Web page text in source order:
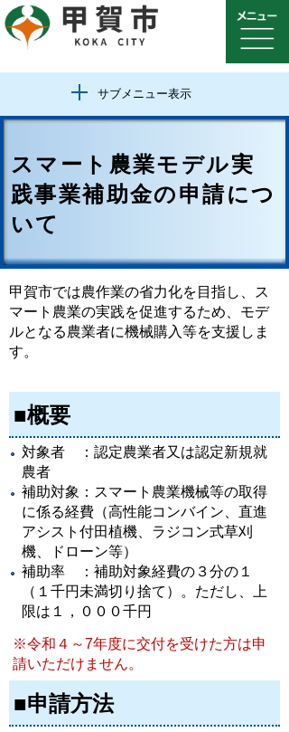
サブメニュー表示
スマート農業モデル実
践事業補助金の申請につ
いて
甲賀市では農作業の省力化を目指し、ス
マート農業の実践を促進するため、モデ
ルとなる農業者に機械購入等を支援しま
す。
■概要
対象者 ：認定農業者又は認定新規就
農者
補助対象：スマート農業機械等の取得
に係る経費（高性能コンバイン、直進
アシスト付田植機、ラジコン式草刈
機、ドローン等）
補助率 ：補助対象経費の３分の１
（１千円未満切り捨て）。ただし、上
限は１，０００千円
※令和４～7年度に交付を受けた方は申
請いただけません。
■申請方法